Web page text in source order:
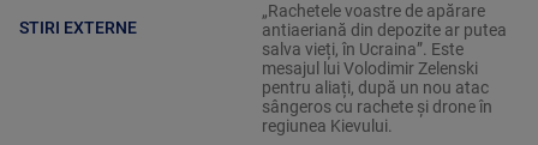
STIRI EXTERNE
„Rachetele voastre de apărare
antiaeriană din depozite ar putea
salva vieți, în Ucraina”. Este
mesajul lui Volodimir Zelenski
pentru aliați, după un nou atac
sângeros cu rachete și drone în
regiunea Kievului.